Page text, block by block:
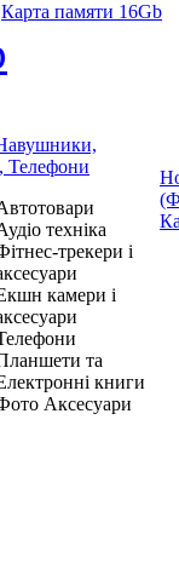
Карта памяти 16Gb
Телефони
техніка
трекери і
камери і
та
книги
Аксесуари